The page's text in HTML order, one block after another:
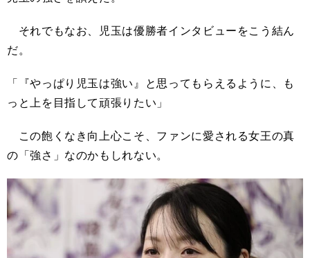
それでもなお、児玉は優勝者インタビューをこう結ん
だ。
「『やっぱり児玉は強い』と思ってもらえるように、も
っと上を目指して頑張りたい」
この飽くなき向上心こそ、ファンに愛される女王の真
の「強さ」なのかもしれない。